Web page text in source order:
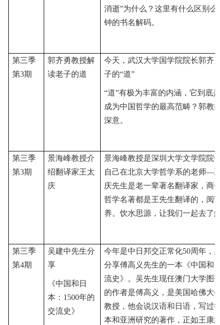
消逝”为什么？这里有什么区别
钟的书名解码。
第三季
第3期
郭齐勇教授解
读老子的道
今天，武汉大学国学院院长郭齐
子的“道”
“道”有极为丰富的内涵，它到底
成为中国哲学的最高范畴？郭教
深意。
第三季
第3期
景海峰教授介
绍翻译家王太
庆
景海峰教授是深圳大学文学院院
自己在北京大学哲学系的老师—
庆先生是老一辈著名翻译家，商
哲学名著都是王先生翻译的，阅
养。饮水思源，让我们一起去了
第三季
第4期
吴建中先生分
享
《中国和日
本：1500年的
交流史》
今年是中日邦交正常化50周年，
分享傅高义先生的一本《中国和
流史》。 吴先生现任澳门大学图
的作者是傅高义，是美国哈佛大
教授，他会说汉语和日语，写过
本和亚洲研究的著作，正如王康